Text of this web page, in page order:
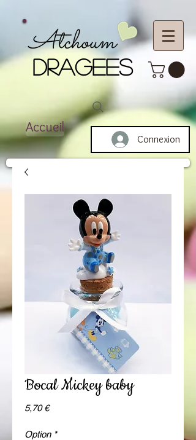
DRAGEES
Atchoum
Accueil
Connexion
Bocal Mickey baby
5,70 €Prix
Option *